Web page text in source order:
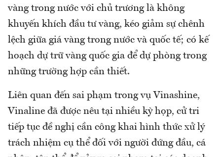
vàng trong nước với chủ trương là không
khuyến khích đầu tư vàng, kéo giảm sự chênh
lệch giữa giá vàng trong nước và quốc tế; có kế
hoạch dự trữ vàng quốc gia để dự phòng trong
những trường hợp cần thiết.
Liên quan đến sai phạm trong vụ Vinashine,
Vinaline đã được nêu tại nhiều kỳ họp, cử tri
tiếp tục đề nghị cần công khai hình thức xử lý
trách nhiệm cụ thể đối với người đứng đầu, cá